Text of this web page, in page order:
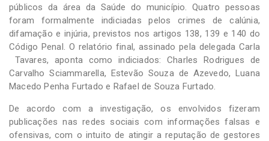
públicos da área da Saúde do município. Quatro pessoas
foram formalmente indiciadas pelos crimes de calúnia,
difamação e injúria, previstos nos artigos 138, 139 e 140 do
Código Penal. O relatório final, assinado pela delegada Carla
Tavares, aponta como indiciados: Charles Rodrigues de
Carvalho Sciammarella, Estevão Souza de Azevedo, Luana
Macedo Penha Furtado e Rafael de Souza Furtado.
De acordo com a investigação, os envolvidos fizeram
publicações nas redes sociais com informações falsas e
ofensivas, com o intuito de atingir a reputação de gestores